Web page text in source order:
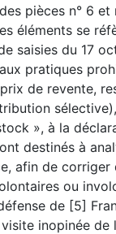
pièces n° 6 et
éléments se
saisies du 17
pratiques
de revente,
», à la
destinés à
afin de corriger
ou
de [5]
inopinée de